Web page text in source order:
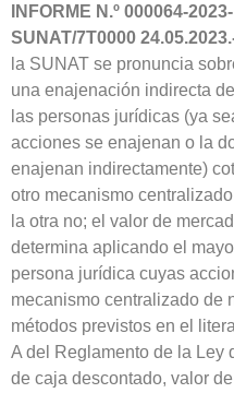
INFORME N.º 000064-2023-
SUNAT/7T0000
la SUNAT se pronuncia
una enajenación indirecta
las personas jurídicas (ya
acciones se enajenan o la
enajenan indirectamente)
otro mecanismo
la otra no; el valor de
determina aplicando el
persona jurídica cuyas
mecanismo centralizado de
métodos previstos en el
A del Reglamento de la Ley
de caja descontado, valor